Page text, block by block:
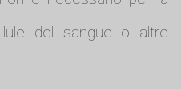
del sangue o altre